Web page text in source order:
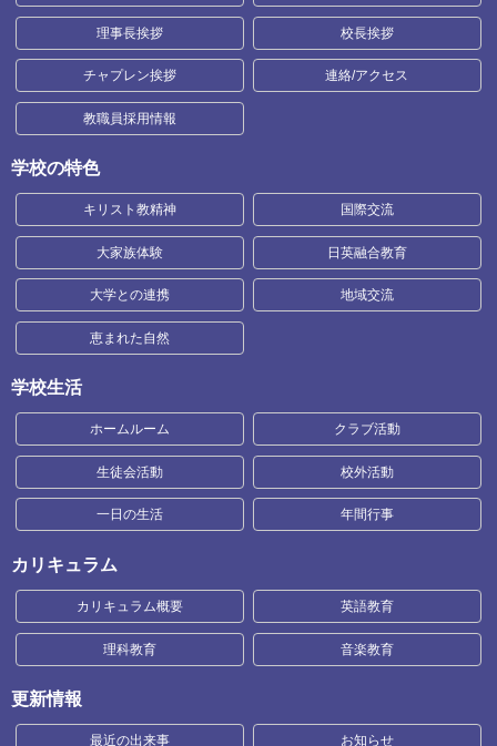
理事長挨拶 校長挨拶
チャプレン挨拶 連絡/アクセス
教職員採用情報
学校の特色
キリスト教精神 国際交流
大家族体験 日英融合教育
大学との連携 地域交流
恵まれた自然
学校生活
ホームルーム クラブ活動
生徒会活動 校外活動
一日の生活 年間行事
カリキュラム
カリキュラム概要 英語教育
理科教育 音楽教育
更新情報
最近の出来事 お知らせ